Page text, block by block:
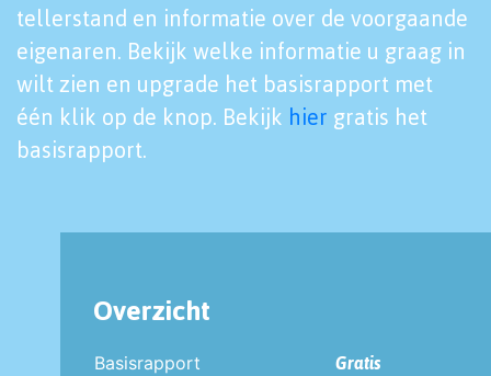
tellerstand en informatie over de voorgaande
eigenaren. Bekijk welke informatie u graag in
wilt zien en upgrade het basisrapport met
één klik op de knop. Bekijk hier gratis het
basisrapport.
Overzicht
Basisrapport
Gratis